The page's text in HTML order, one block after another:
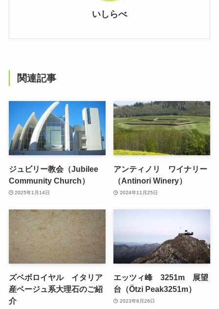
いしらべ
関連記事
ジュビリー教会（Jubilee
Community Church）
2025年1月14日
アンティノリ ワイナリー
（Antinori Winery）
2024年11月25日
ズベボロイヤル イタリア
産ベージュ系大理石のご紹
介
エッツィ峰 3251m 展望
台（Ötzi Peak3251m）
2023年6月26日